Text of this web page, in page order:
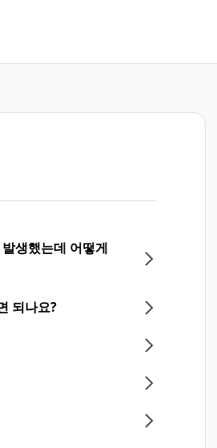
생했는데 어떻게
되나요?